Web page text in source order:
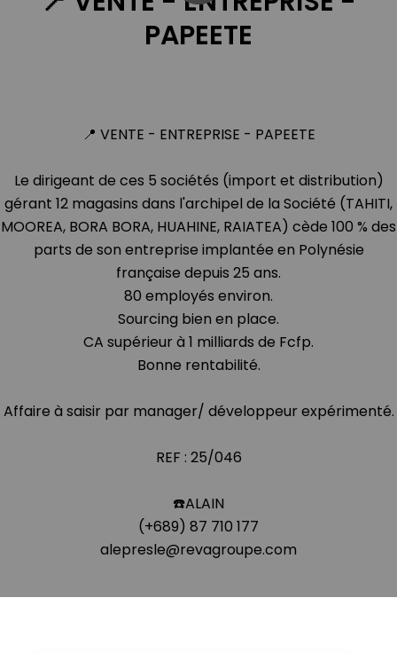
PAPEETE
📍 VENTE - ENTREPRISE - PAPEETE
Le dirigeant de ces 5 sociétés (import et distribution)
gérant 12 magasins dans l'archipel de la Société (TAHITI,
MOOREA, BORA BORA, HUAHINE, RAIATEA) cède 100 % des
parts de son entreprise implantée en Polynésie
française depuis 25 ans.
80 employés environ.
Sourcing bien en place.
CA supérieur à 1 milliards de Fcfp.
Bonne rentabilité.
Affaire à saisir par manager/ développeur expérimenté.
REF : 25/046
☎️ALAIN
(+689) 87 710 177
alepresle@revagroupe.com